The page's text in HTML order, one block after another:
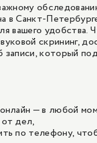
в Санкт-
вашего удобства.
скрининг,
записи, который
— в любой
от дел,
по телефону,